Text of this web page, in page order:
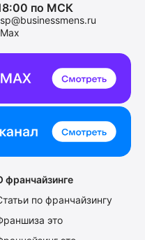
по МСК
sp@businessmens.ru
Max
франчайзинге
по франчайзингу
это